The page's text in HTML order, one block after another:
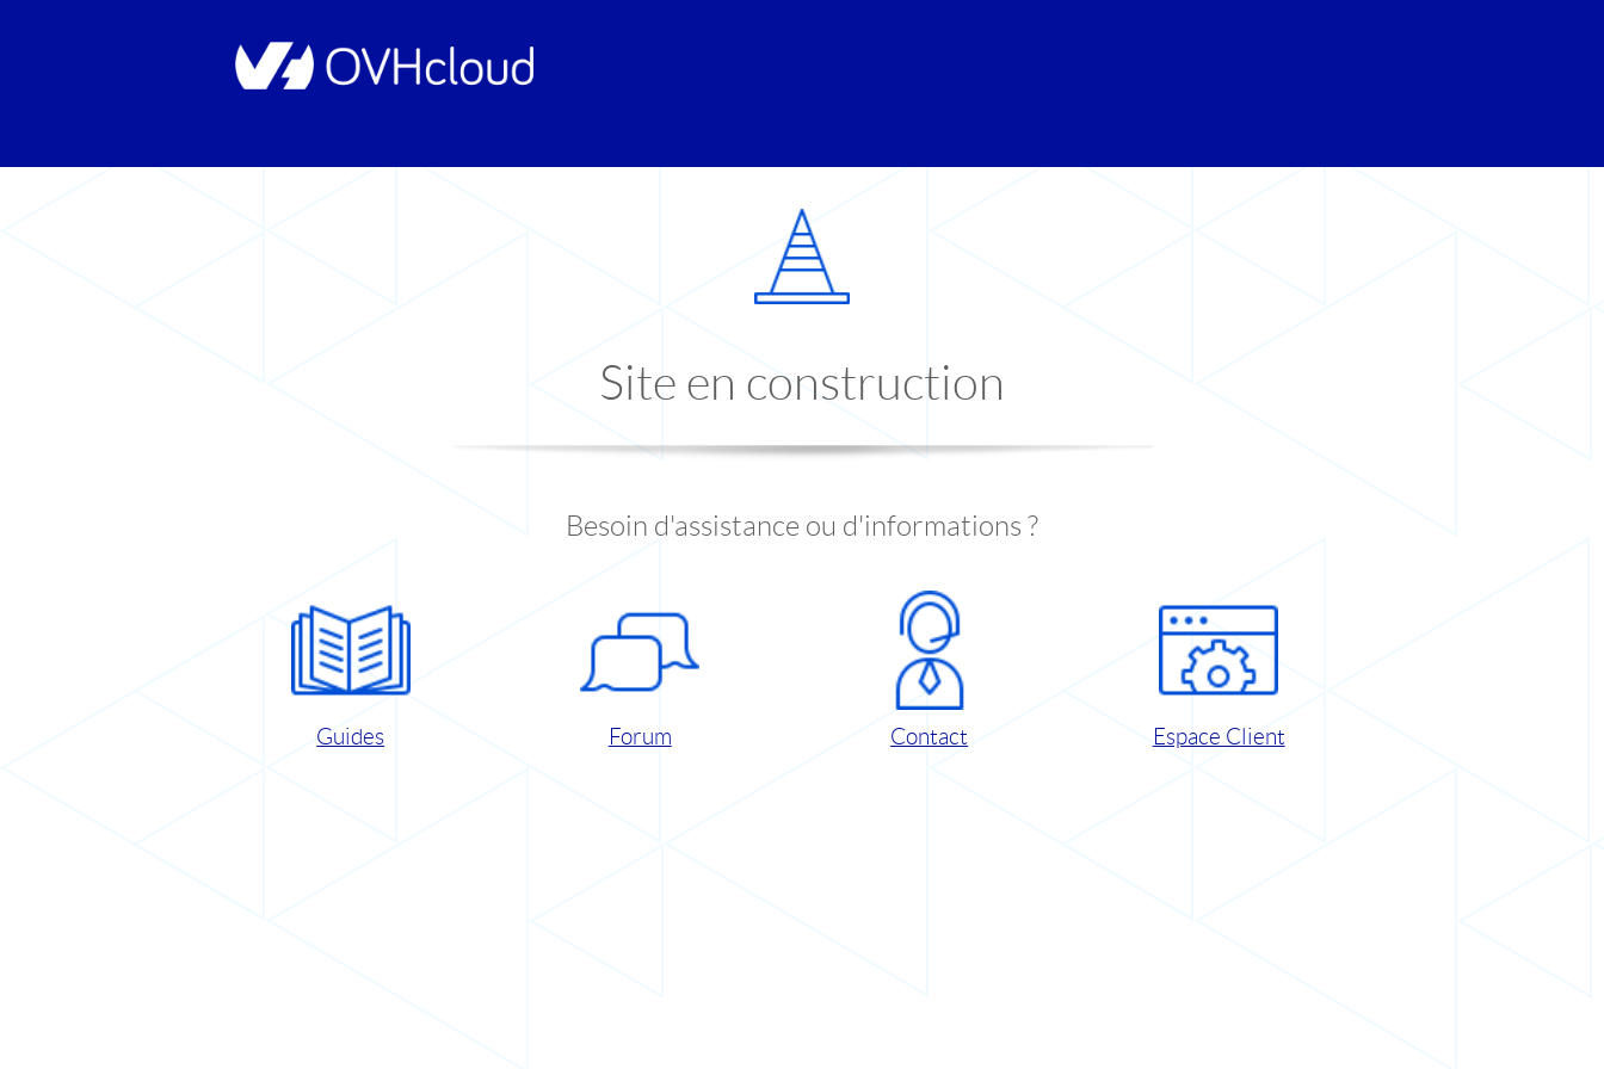
Site en construction
Besoin d'assistance ou d'informations ?
Guides Forum Contact Espace Client